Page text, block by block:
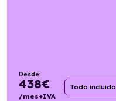
Desde:
438€
/mes+IVA
Todo incluido